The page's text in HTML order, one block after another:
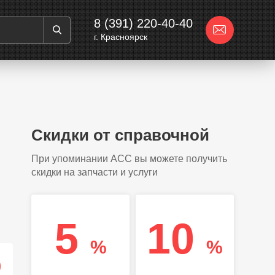
8 (391) 220-40-40
г. Красноярск
Скидки от справочной
При упоминании АСС вы можете получить
скидки на запчасти и услуги
5 % 10 %